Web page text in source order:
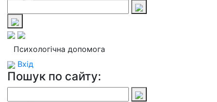
Психологічна допомога
Вхід
Пошук по сайту: